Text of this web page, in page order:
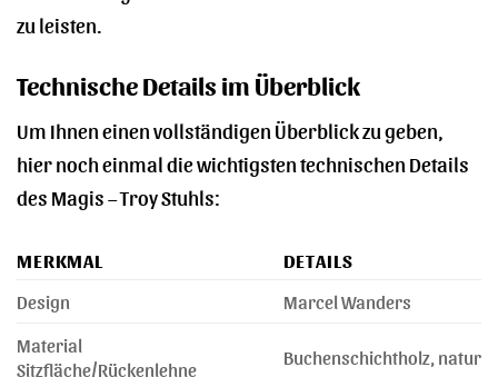
zu leisten.
Technische Details im Überblick
Um Ihnen einen vollständigen Überblick zu geben,
hier noch einmal die wichtigsten technischen Details
des Magis – Troy Stuhls:
MERKMAL
DETAILS
Design
Marcel Wanders
Material
Sitzfläche/Rückenlehne
Buchenschichtholz, natur